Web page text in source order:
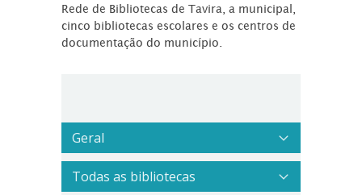
Rede de Bibliotecas de Tavira, a municipal,
cinco bibliotecas escolares e os centros de
documentação do município.